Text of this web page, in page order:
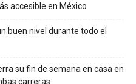
accesible en México
buen nivel durante todo el
su fin de semana en casa en
carreras